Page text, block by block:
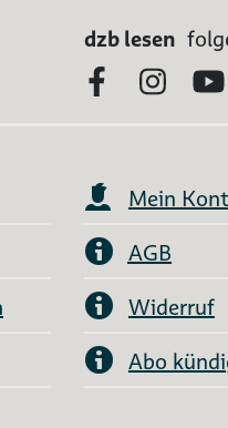
dzb lesen
Facebook
Mein
AGB
Widerruf
Abo